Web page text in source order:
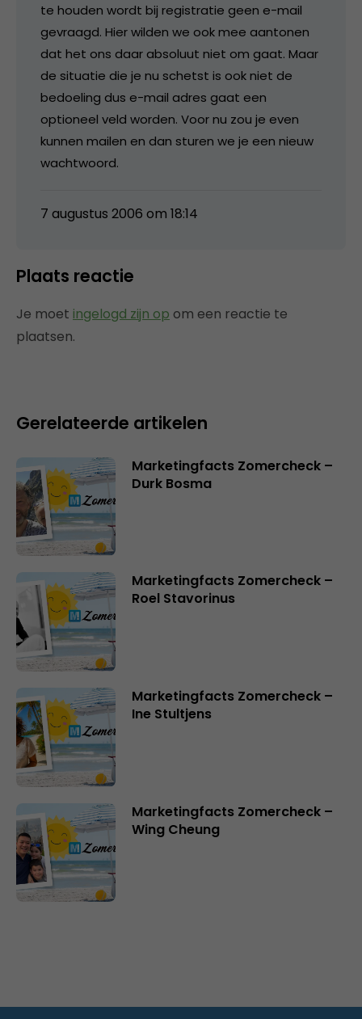
te houden wordt bij registratie geen e-mail
gevraagd. Hier wilden we ook mee aantonen
dat het ons daar absoluut niet om gaat. Maar
de situatie die je nu schetst is ook niet de
bedoeling dus e-mail adres gaat een
optioneel veld worden. Voor nu zou je even
kunnen mailen en dan sturen we je een nieuw
wachtwoord.
7 augustus 2006 om 18:14
Plaats reactie
Je moet ingelogd zijn op om een reactie te
plaatsen.
Gerelateerde artikelen
Marketingfacts Zomercheck –
Durk Bosma
Marketingfacts Zomercheck –
Roel Stavorinus
Marketingfacts Zomercheck –
Ine Stultjens
Marketingfacts Zomercheck –
Wing Cheung